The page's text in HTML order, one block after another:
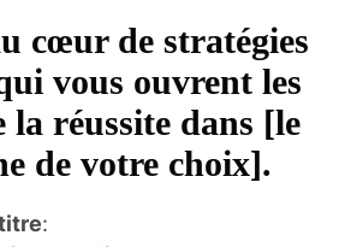
cœur de stratégies
vous ouvrent les
la réussite dans [le
de votre choix].
: